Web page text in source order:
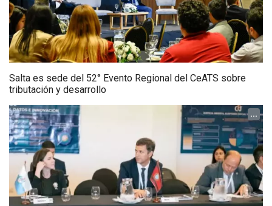
Salta es sede del 52° Evento Regional del CeATS sobre
tributación y desarrollo
...